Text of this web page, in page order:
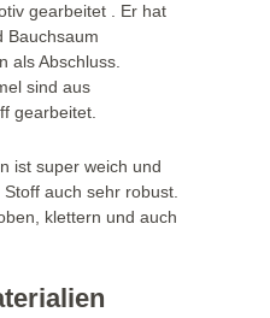
gearbeitet . Er hat
Bauchsaum
als Abschluss.
sind aus
gearbeitet.
ist super weich und
auch sehr robust.
klettern und auch